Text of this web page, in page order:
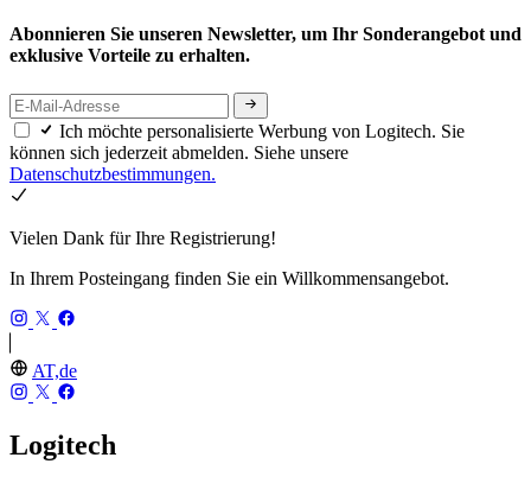
Abonnieren Sie unseren Newsletter, um Ihr Sonderangebot und
exklusive Vorteile zu erhalten.
Ich möchte personalisierte Werbung von Logitech. Sie
können sich jederzeit abmelden. Siehe unsere
Datenschutzbestimmungen.
Vielen Dank für Ihre Registrierung!
In Ihrem Posteingang finden Sie ein Willkommensangebot.
AT,de
Logitech